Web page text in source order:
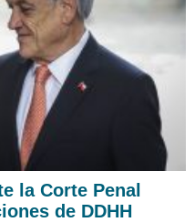
la Corte Penal
de DDHH